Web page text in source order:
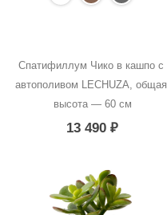
Спатифиллум Чико в кашпо с
автополивом LECHUZA, общая
высота — 60 см
13 490₽